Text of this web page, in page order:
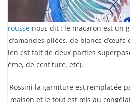
Larousse nous dit : le macaron est un
d’amandes pilées, de blancs d’œufs
est fait de deux parties
de confiture, etc).
Rossini la garniture est remplacée
maison et le tout est mis au